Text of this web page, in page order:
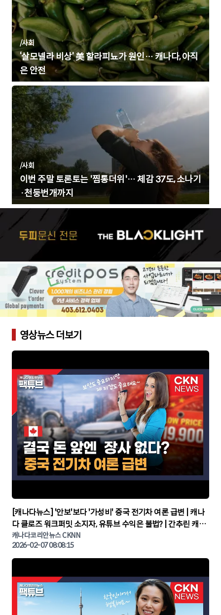
/사회
‘살모넬라 비상’ 美 할라피뇨가 원인… 캐나다, 아직
은 안전
/사회
이번 주말 토론토는 '찜통더위'… 체감 37도, 소나기
·천둥번개까지
영상뉴스 더보기
▶
[캐나다뉴스] '안보'보다 '가성비' 중국 전기차 여론 급변 | 캐나
다 클로즈 워크퍼밋 소지자, 유튜브 수익은 불법? | 간추린 캐나
다뉴스 | CKNNEWS, 캐나다코리안뉴스
캐나다코리안뉴스 CKNN
2026-02-07 08:08:15